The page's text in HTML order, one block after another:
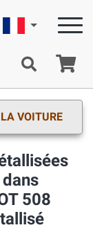
Française
VOITURE
508